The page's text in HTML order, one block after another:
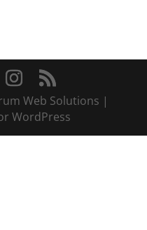
Web Solutions |
WordPress